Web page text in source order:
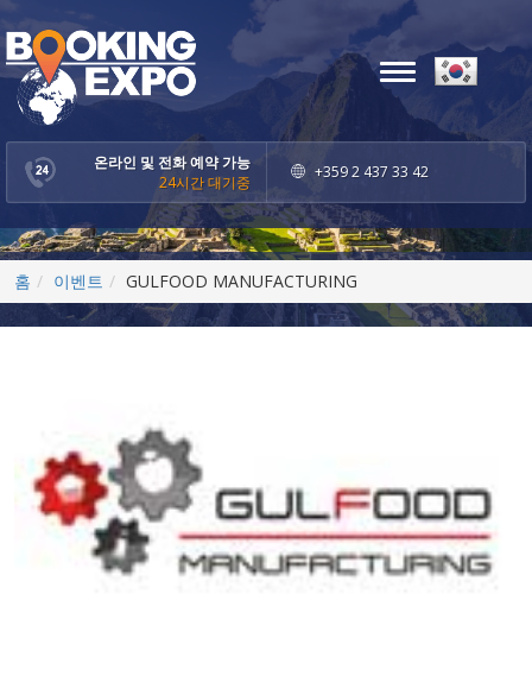
온라인 및 전화 예약 가능
24시간 대기중
+359 2 437 33 42
Toggle
navigation
홈 이벤트 GULFOOD MANUFACTURING